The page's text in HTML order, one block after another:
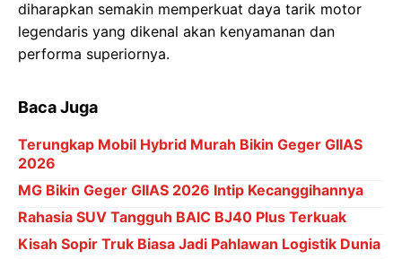
diharapkan semakin memperkuat daya tarik motor
legendaris yang dikenal akan kenyamanan dan
performa superiornya.
Baca Juga
Terungkap Mobil Hybrid Murah Bikin Geger GIIAS
2026
MG Bikin Geger GIIAS 2026 Intip Kecanggihannya
Rahasia SUV Tangguh BAIC BJ40 Plus Terkuak
Kisah Sopir Truk Biasa Jadi Pahlawan Logistik Dunia